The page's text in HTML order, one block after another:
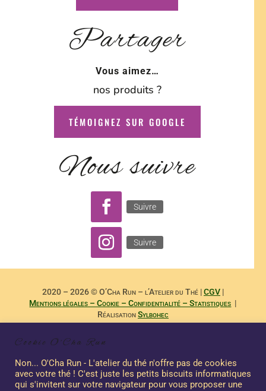
Partager
Vous aimez…
nos produits ?
TÉMOIGNEZ SUR GOOGLE
Nous suivre
Suivre
Suivre
2020 – 2026 © O’Cha Run – l’Atelier du Thé |CGV|
Mentions légales – Cookie – Confidentialité – Statistiques |
RéalisationSylbohec
Photographies deNicole Boubee Photographe
Cookie O'Cha Run
Non... O'Cha Run - L'atelier du thé n'offre pas de cookies
avec votre thé ! C'est juste les petits biscuits informatiques
qui s'invitent sur votre navigateur pour vous proposer une